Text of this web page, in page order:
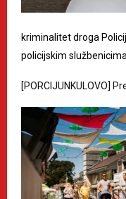
kriminalitet droga
policijskim
[PORCIJUNKULOVO]